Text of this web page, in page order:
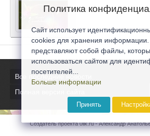
Все последние новости
Полная версия сайта
Создатель проекта 0lik.ru - Александр
Политика
Сайт использует
cookies для хранения
представляют собой файлы,
использоваться сайтом для
посетителей...
Больше информации
Принять